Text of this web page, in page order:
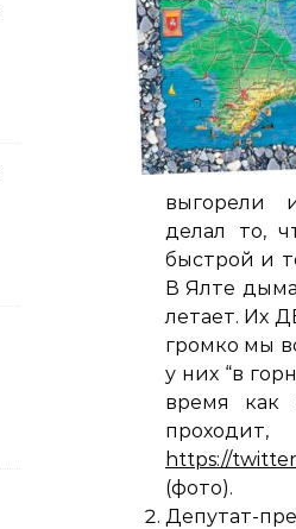
выгорели
делал то,
быстрой и
В Ялте
летает. Их
громко мы
у них “в
время как
https://
(фото).
Депутат-